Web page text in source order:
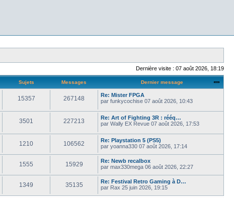
Dernière visite : 07 août 2026, 18:19
Sujets Messages Dernier message
15357 267148
Re: Mister FPGA
par funkycochise 07 août 2026, 10:43
3501 227213
Re: Art of Fighting 3R : rééq…
par Wally EX Revue 07 août 2026, 17:53
1210 106562
Re: Playstation 5 (PS5)
par yoanna330 07 août 2026, 17:14
1555 15929
Re: Newb recalbox
par max330mega 06 août 2026, 22:27
1349 35135
Re: Festival Retro Gaming à D…
par Rax 25 juin 2026, 19:15